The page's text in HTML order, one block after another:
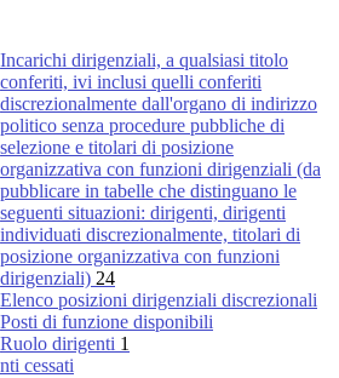
Incarichi dirigenziali, a qualsiasi titolo
conferiti, ivi inclusi quelli conferiti
discrezionalmente dall'organo di indirizzo
politico senza procedure pubbliche di
selezione e titolari di posizione
organizzativa con funzioni dirigenziali (da
pubblicare in tabelle che distinguano le
seguenti situazioni: dirigenti, dirigenti
individuati discrezionalmente, titolari di
posizione organizzativa con funzioni
dirigenziali) 24
Elenco posizioni dirigenziali discrezionali
Posti di funzione disponibili
Ruolo dirigenti 1
cessati